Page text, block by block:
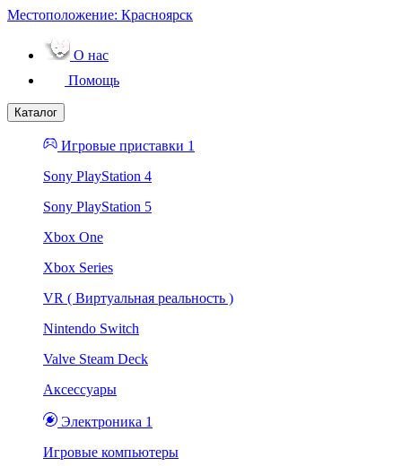
Местоположение: Красноярск
О нас
Помощь
Каталог
Игровые приставки 1
Sony PlayStation 4
Sony PlayStation 5
Xbox One
Xbox Series
VR ( Виртуальная реальность )
Nintendo Switch
Valve Steam Deck
Аксессуары
Электроника 1
Игровые компьютеры